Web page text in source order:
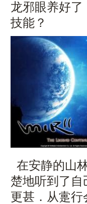
龙邪眼养好
技能？
在安静的山
楚地听到了自
更甚．从疐